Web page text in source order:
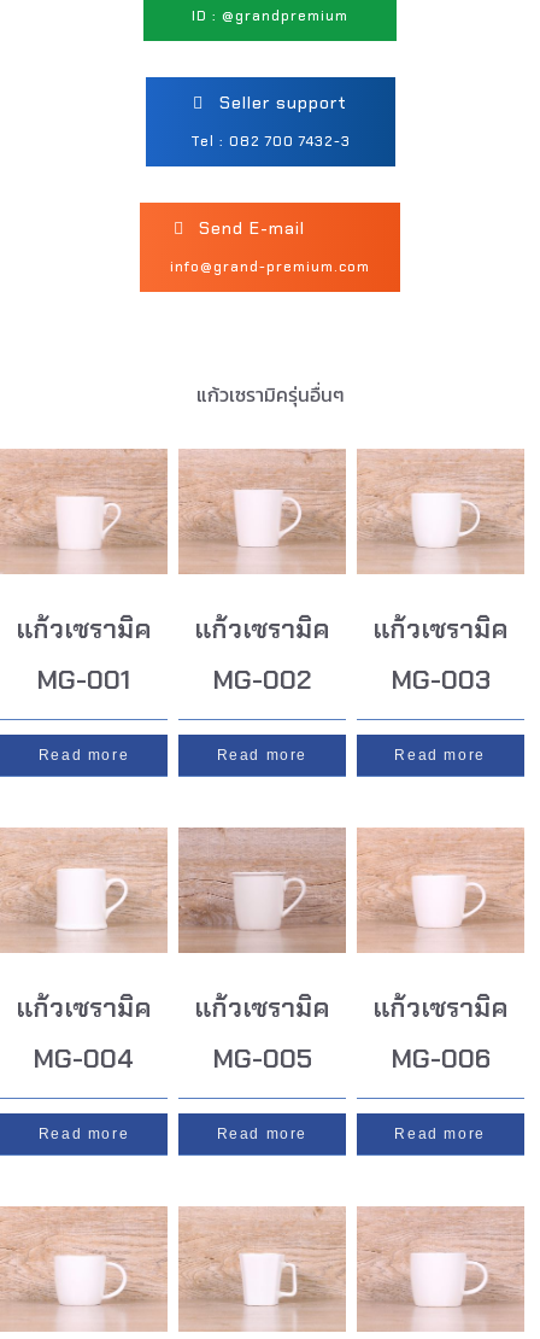
ID : @grandpremium
Seller support
Tel : 082 700 7432-3
Send E-mail
info@grand-premium.com
แก้วเซรามิครุ่นอื่นๆ
แก้วเซรามิค
MG-001
Read more
แก้วเซรามิค
MG-002
Read more
แก้วเซรามิค
MG-003
Read more
แก้วเซรามิค
MG-004
Read more
แก้วเซรามิค
MG-005
Read more
แก้วเซรามิค
MG-006
Read more